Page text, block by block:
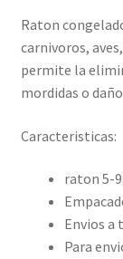
Raton
carnivoros,
permite la
mordidas o
Caracteristicas:
raton 5-
Envios a
Para